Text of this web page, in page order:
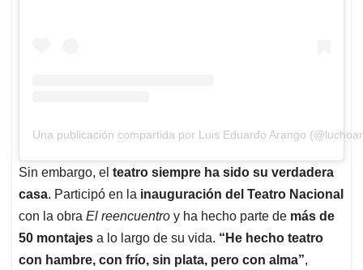
Una publicación compartida por Luis Eduardo Arango
Sin embargo, el teatro siempre ha sido su verdadera
casa. Participó en la inauguración del Teatro Nacional
con la obra El reencuentro y ha hecho parte de más de
50 montajes a lo largo de su vida. “He hecho teatro
con hambre, con frío, sin plata, pero con alma”,